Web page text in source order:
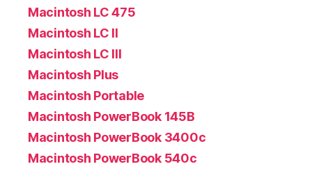
Macintosh LC 475
Macintosh LC II
Macintosh LC III
Macintosh Plus
Macintosh Portable
Macintosh PowerBook 145B
Macintosh PowerBook 3400c
Macintosh PowerBook 540c